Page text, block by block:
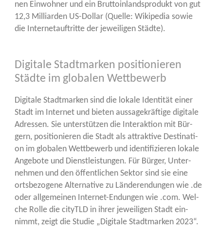
nen Ein­woh­ner und ein Brut­to­in­lands­pro­dukt von gut
12,3 Mil­li­ar­den US-Dol­lar (Quel­le: Wiki­pe­dia sowie
die Inter­net­auf­trit­te der jewei­li­gen Städte).
Digitale Stadtmarken positionieren
Städte im globalen Wettbewerb
Digi­ta­le Stadt­mar­ken sind die loka­le Iden­ti­tät einer
Stadt im Inter­net und bie­ten aus­sa­ge­kräf­ti­ge digi­ta­le
Adres­sen. Sie unter­stüt­zen die Inter­ak­ti­on mit Bür­
gern, posi­tio­nie­ren die Stadt als attrak­ti­ve Desti­na­ti­
on im glo­ba­len Wett­be­werb und iden­ti­fi­zie­ren loka­le
Ange­bo­te und Dienst­leis­tun­gen. Für Bür­ger, Unter­
neh­men und den öffent­li­chen Sek­tor sind sie eine
orts­be­zo­ge­ne Alter­na­ti­ve zu Län­de­ren­dun­gen wie .de
oder all­ge­mei­nen Inter­net-Endun­gen wie .com. Wel­
che Rol­le die cityTLD in ihrer jewei­li­gen Stadt ein­
nimmt, zeigt die Stu­die „Digi­ta­le Stadt­mar­ken 2023“.